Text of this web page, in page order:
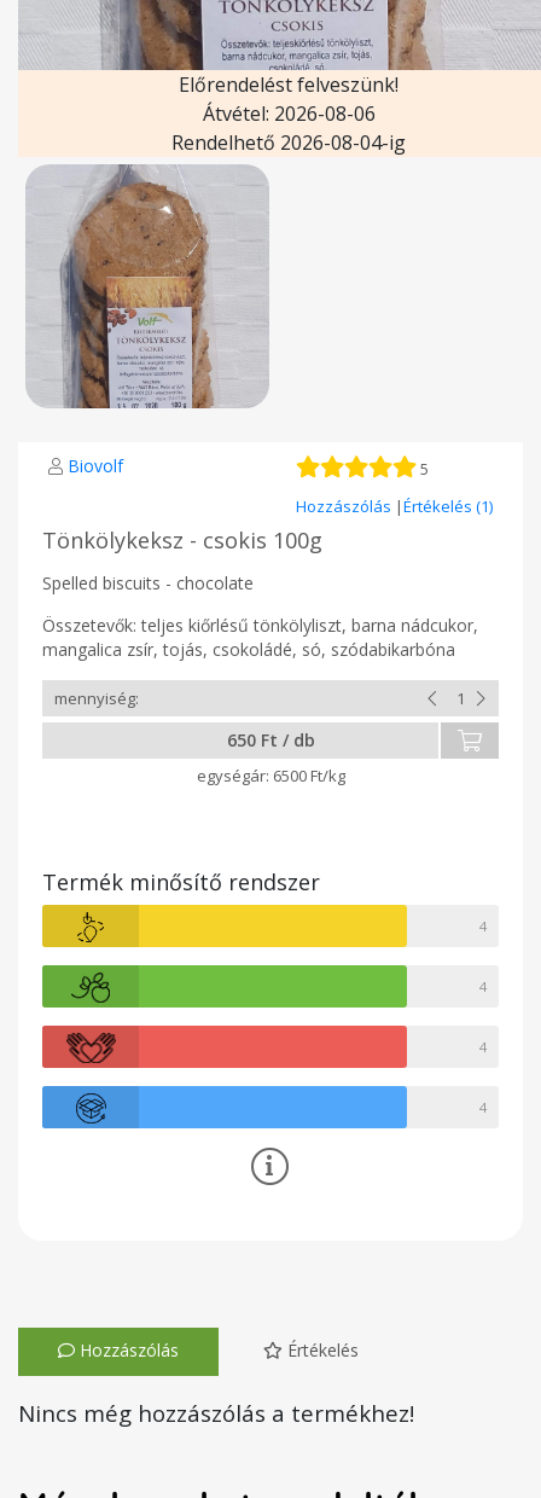
Előrendelést felveszünk!
Átvétel: 2026-08-06
Rendelhető 2026-08-04-ig
Biovolf 5
Hozzászólás |Értékelés (1)
Tönkölykeksz - csokis 100g
Spelled biscuits - chocolate
Összetevők: teljes kiőrlésű tönkölyliszt, barna nádcukor,
mangalica zsír, tojás, csokoládé, só, szódabikarbóna
650 Ft / db
6500 Ft/kg
Termék minősítő rendszer
4
4
4
4
Hozzászólás Értékelés
Nincs még hozzászólás a termékhez!